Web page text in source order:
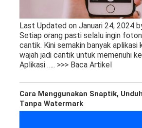
Last Updated on Januari 24, 2024
Setiap orang pasti selalu ingin
cantik. Kini semakin banyak aplikasi
wajah jadi cantik untuk memenuhi
Aplikasi ….. >>> Baca Artikel
Cara Menggunakan Snaptik,
Tanpa Watermark